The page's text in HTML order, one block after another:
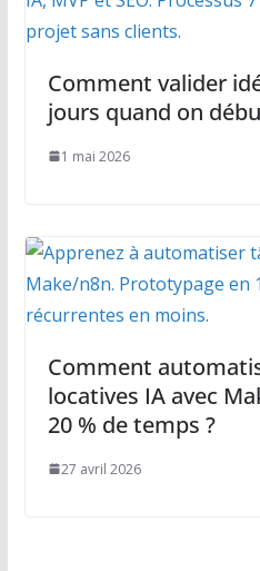
Comment valider
jours quand on
1 mai 2026
Comment
locatives IA avec
20 % de temps ?
27 avril 2026